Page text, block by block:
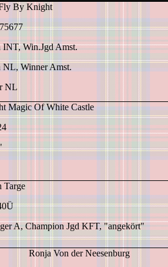
By Knight
INT, Win.Jgd Amst.
NL, Winner Amst.
NL
Magic Of White Castle
Targe
A, Champion Jgd KFT, "angekört"
Ronja Von der Neesenburg